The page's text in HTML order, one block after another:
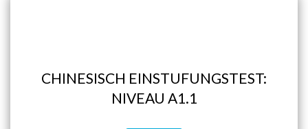
CHINESISCH EINSTUFUNGSTEST:
NIVEAU A1.1